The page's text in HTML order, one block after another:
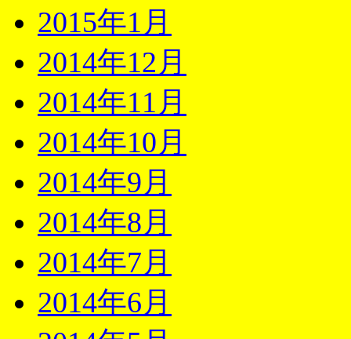
2015年1月
2014年12月
2014年11月
2014年10月
2014年9月
2014年8月
2014年7月
2014年6月